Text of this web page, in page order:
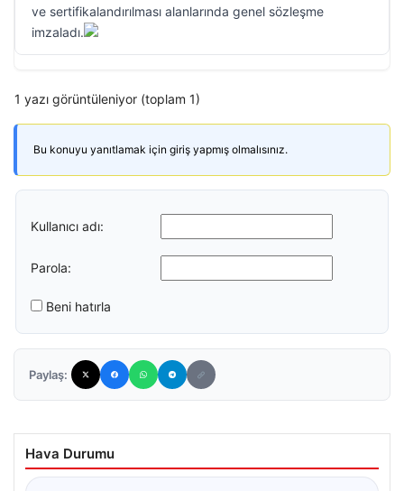
ve sertifikalandırılması alanlarında genel sözleşme
imzaladı.
1 yazı görüntüleniyor (toplam 1)
Bu konuyu yanıtlamak için giriş yapmış olmalısınız.
Kullanıcı adı:
Parola:
Beni hatırla
Paylaş:
Hava Durumu